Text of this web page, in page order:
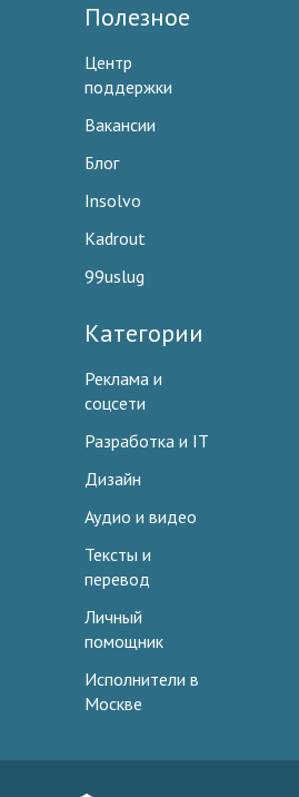
Полезное
Центр
поддержки
Вакансии
Блог
Insolvo
Kadrout
99uslug
Категории
Реклама и
соцсети
Разработка и IT
Дизайн
Аудио и видео
Тексты и
перевод
Личный
помощник
Исполнители в
Москве